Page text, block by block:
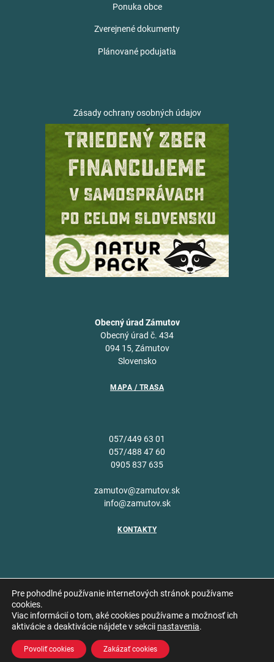
Ponuka obce
Zverejnené dokumenty
Plánované podujatia
Zásady ochrany osobných údajov
Obecný úrad Zámutov
Obecný úrad č. 434
094 15, Zámutov
Slovensko
MAPA / TRASA
057/449 63 01
057/488 47 60
0905 837 635
zamutov@zamutov.sk
info@zamutov.sk
KONTAKTY
Copyright © 2026 Obec
Pre pohodlné používanie internetových stránok používame
cookies.
Viac informácií o tom, aké cookies používame a možnosť ich
aktivácie a deaktivácie nájdete v sekcii nastavenia.
Povoliť cookies Zakázať cookies